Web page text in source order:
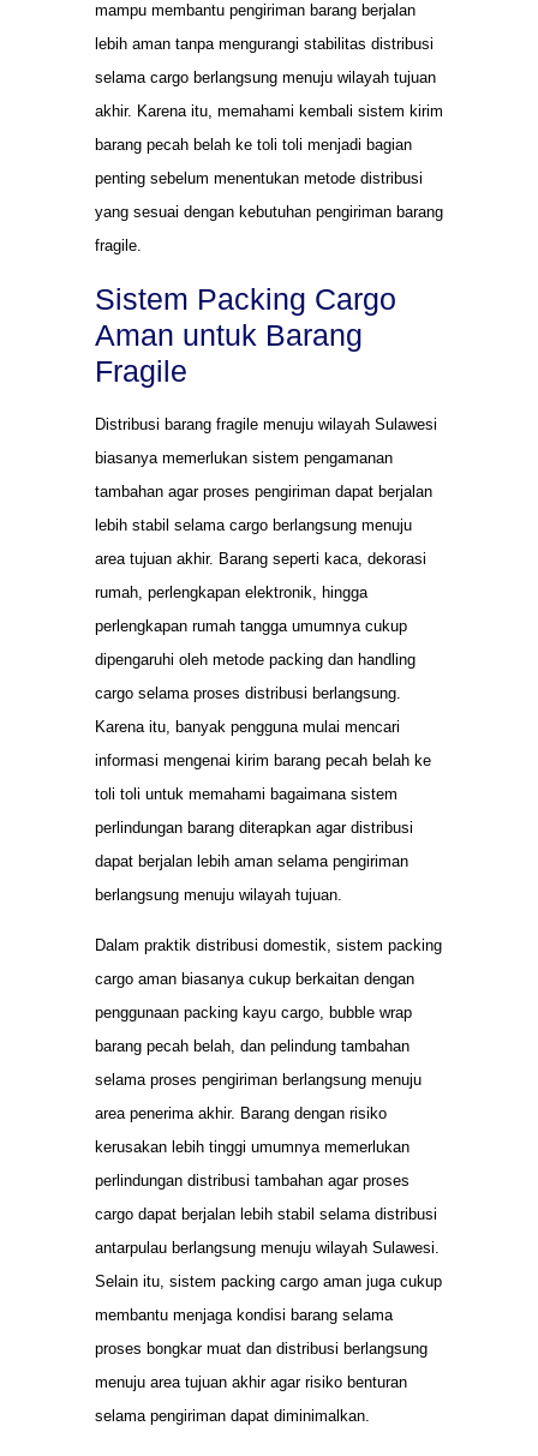
mampu membantu pengiriman barang berjalan
lebih aman tanpa mengurangi stabilitas distribusi
selama cargo berlangsung menuju wilayah tujuan
akhir. Karena itu, memahami kembali sistem kirim
barang pecah belah ke toli toli menjadi bagian
penting sebelum menentukan metode distribusi
yang sesuai dengan kebutuhan pengiriman barang
fragile.
Sistem Packing Cargo
Aman untuk Barang
Fragile
Distribusi barang fragile menuju wilayah Sulawesi
biasanya memerlukan sistem pengamanan
tambahan agar proses pengiriman dapat berjalan
lebih stabil selama cargo berlangsung menuju
area tujuan akhir. Barang seperti kaca, dekorasi
rumah, perlengkapan elektronik, hingga
perlengkapan rumah tangga umumnya cukup
dipengaruhi oleh metode packing dan handling
cargo selama proses distribusi berlangsung.
Karena itu, banyak pengguna mulai mencari
informasi mengenai kirim barang pecah belah ke
toli toli untuk memahami bagaimana sistem
perlindungan barang diterapkan agar distribusi
dapat berjalan lebih aman selama pengiriman
berlangsung menuju wilayah tujuan.
Dalam praktik distribusi domestik, sistem packing
cargo aman biasanya cukup berkaitan dengan
penggunaan packing kayu cargo, bubble wrap
barang pecah belah, dan pelindung tambahan
selama proses pengiriman berlangsung menuju
area penerima akhir. Barang dengan risiko
kerusakan lebih tinggi umumnya memerlukan
perlindungan distribusi tambahan agar proses
cargo dapat berjalan lebih stabil selama distribusi
antarpulau berlangsung menuju wilayah Sulawesi.
Selain itu, sistem packing cargo aman juga cukup
membantu menjaga kondisi barang selama
proses bongkar muat dan distribusi berlangsung
menuju area tujuan akhir agar risiko benturan
selama pengiriman dapat diminimalkan.